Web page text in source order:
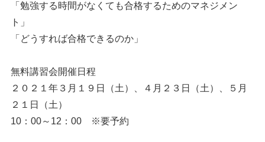
「勉強する時間がなくても合格するためのマネジメン
ト」
「どうすれば合格できるのか」
無料講習会開催日程
２０２１年３月１９日（土）、４月２３日（土）、５月
２１日（土）
10：00～12：00 ※要予約